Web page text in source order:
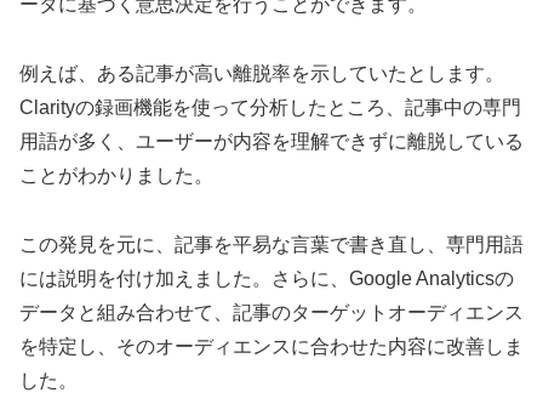
ータに基づく意思決定を行うことができます。
例えば、ある記事が高い離脱率を示していたとします。
Clarityの録画機能を使って分析したところ、記事中の専門
用語が多く、ユーザーが内容を理解できずに離脱している
ことがわかりました。
この発見を元に、記事を平易な言葉で書き直し、専門用語
には説明を付け加えました。さらに、Google Analyticsの
データと組み合わせて、記事のターゲットオーディエンス
を特定し、そのオーディエンスに合わせた内容に改善しま
した。